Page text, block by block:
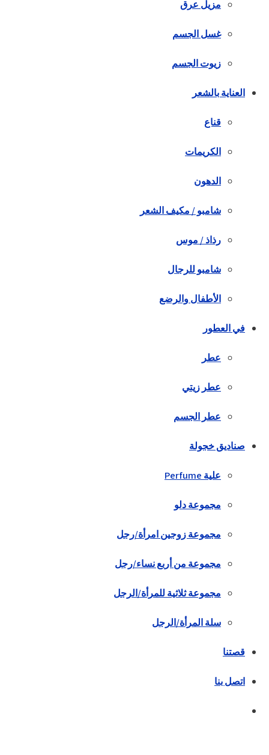
مزيل عرق
غسل الجسم
زيوت الجسم
العناية بالشعر
قناع
الكريمات
الدهون
شامبو / مكيف الشعر
رذاذ / موس
شامبو للرجال
الأطفال والرضع
في العطور
عطر
عطر زيتي
عطر الجسم
صناديق خجولة
علية Perfume
مجموعة دلو
مجموعة زوجين امرأة/رجل
مجموعة من أربع نساء/رجل
مجموعة ثلاثية للمرأة/الرجل
سلة المرأة/الرجل
قصتنا
اتصل بنا